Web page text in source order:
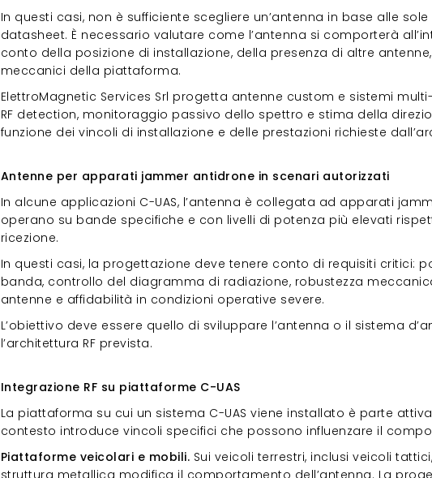
In questi casi, non è sufficiente scegliere un’antenna in base alle
datasheet. È necessario valutare come l’antenna si comporterà
conto della posizione di installazione, della presenza di altre
meccanici della piattaforma.
ElettroMagnetic Services Srl progetta antenne custom e sistemi
RF detection, monitoraggio passivo dello spettro e stima della
funzione dei vincoli di installazione e delle prestazioni richieste
Antenne per apparati jammer antidrone in scenari autorizzati
In alcune applicazioni C-UAS, l’antenna è collegata ad apparati
operano su bande specifiche e con livelli di potenza più elevati
ricezione.
In questi casi, la progettazione deve tenere conto di requisiti critici:
banda, controllo del diagramma di radiazione, robustezza
antenne e affidabilità in condizioni operative severe.
L’obiettivo deve essere quello di sviluppare l’antenna o il sistema
l’architettura RF prevista.
Integrazione RF su piattaforme C-UAS
La piattaforma su cui un sistema C-UAS viene installato è parte
contesto introduce vincoli specifici che possono influenzare il
Piattaforme veicolari e mobili. Sui veicoli terrestri, inclusi veicoli
struttura metallica modifica il comportamento dell’antenna. La